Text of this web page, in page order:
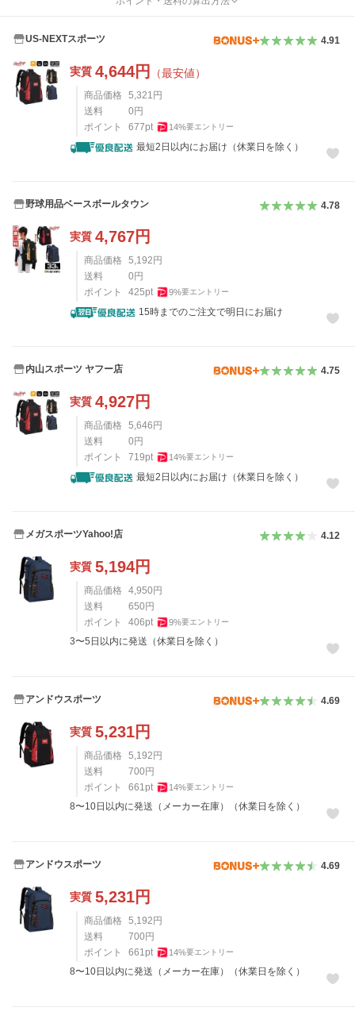
US-NEXTスポーツ 4.91
実質 4,644円 （最安値）
商品価格 5,321 円
送料
0 円
ポイント
677pt 14%要エントリー
最短2日以内にお届け（休業日を除く）
野球用品ベースボールタウン 4.78
実質 4,767円
商品価格 5,192 円
送料
0 円
ポイント
425pt 9%要エントリー
15時までのご注文で明日にお届け
内山スポーツ ヤフー店 4.75
実質 4,927円
商品価格 5,646 円
送料
0 円
ポイント
719pt 14%要エントリー
最短2日以内にお届け（休業日を除く）
メガスポーツYahoo!店 4.12
実質 5,194円
商品価格 4,950 円
送料
650 円
ポイント
406pt 9%要エントリー
3〜5日以内に発送（休業日を除く）
アンドウスポーツ 4.69
実質 5,231円
商品価格 5,192 円
送料
700 円
ポイント
661pt 14%要エントリー
8〜10日以内に発送（メーカー在庫）（休業日を除く）
アンドウスポーツ 4.69
実質 5,231円
商品価格 5,192 円
送料
700 円
ポイント
661pt 14%要エントリー
8〜10日以内に発送（メーカー在庫）（休業日を除く）